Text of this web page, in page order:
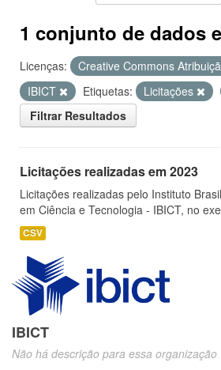
1 conjunto de dados
Licenças: Creative Commons
IBICT
Etiquetas: Licitações
Filtrar Resultados
Licitações realizadas em 2023
Licitações realizadas pelo Instituto
em Ciência e Tecnologia - IBICT, no
CSV
IBICT
Não há descrição para essa organização